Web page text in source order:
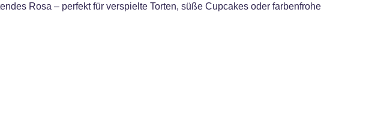
Rosa – perfekt für verspielte Torten, süße Cupcakes oder farbenfrohe